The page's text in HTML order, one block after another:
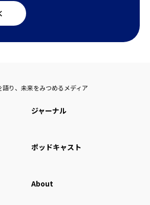
り、未来をみつめるメディア
ジャーナル
ポッドキャスト
About